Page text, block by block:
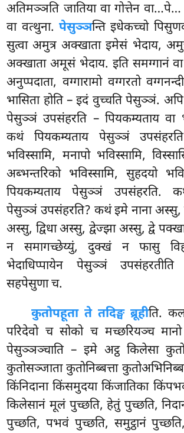
अतिमञ्ञति जातिया वा गोत्तेन
वा वत्थुना. पेसुञ्ञन्ति इधेकच्चो
सुत्वा अमुत्र अक्खाता इमेसं भेदाय,
अक्खाता अमूसं भेदाय. इति समग्गानं वा
अनुप्पदाता, वग्गारामो वग्गरतो
भासिता होति – इदं वुच्चति पेसुञ्ञं. अपि
पेसुञ्ञं उपसंहरति – पियकम्यताय वा
कथं पियकम्यताय पेसुञ्ञं
भविस्सामि, मनापो भविस्सामि,
अब्भन्तरिको भविस्सामि, सुहदयो
पियकम्यताय पेसुञ्ञं उपसंहरति.
पेसुञ्ञं उपसंहरति? कथं इमे नाना अस्सु,
अस्सु, द्विधा अस्सु, द्वेज्झा अस्सु, द्वे
न समागच्छेय्युं, दुक्खं न फासु
भेदाधिप्पायेन पेसुञ्ञं उपसंहरतीति
सहपेसुणा च.
कुतोपहूता ते तदिङ्घ ब्रूहीति.
परिदेवो च सोको च मच्छरियञ्च
पेसुञ्ञञ्चाति – इमे अट्ठ किलेसा
कुतोसञ्जाता कुतोनिब्बत्ता
किंनिदाना किंसमुदयाकिंजातिका
किलेसानं मूलं पुच्छति, हेतुं पुच्छति,
पुच्छति, पभवं पुच्छति, समुट्ठानं